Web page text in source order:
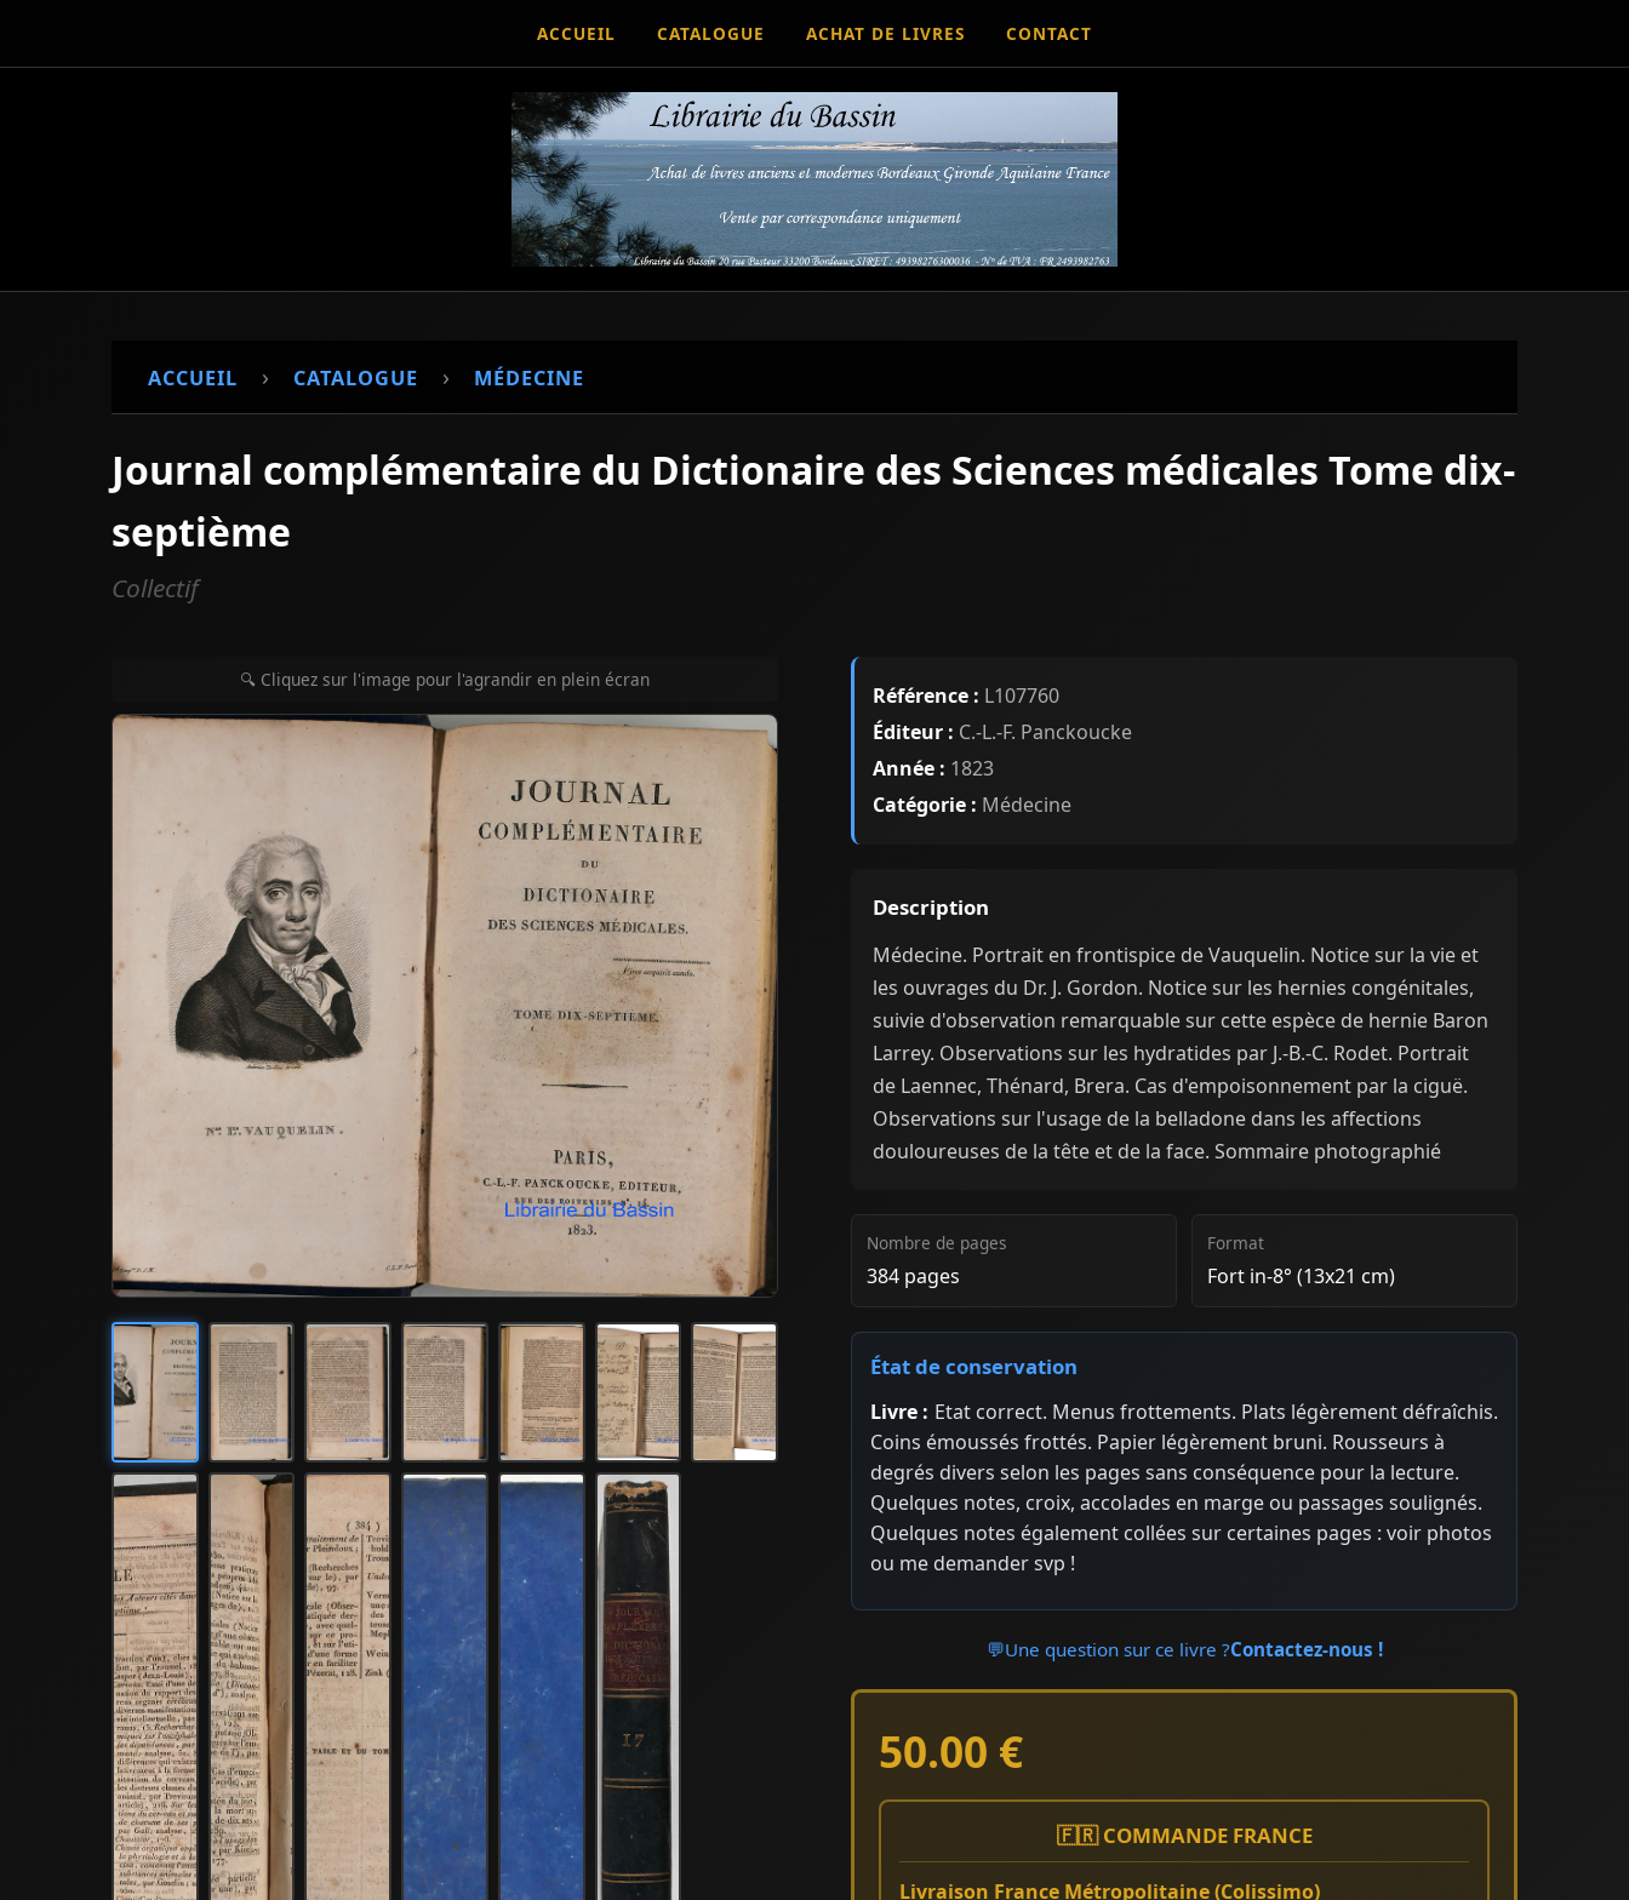
ACCUEIL CATALOGUE ACHAT DE LIVRES CONTACT
ACCUEIL › CATALOGUE › MÉDECINE
Journal complémentaire du Dictionaire des Sciences médicales Tome dix-
septième
Collectif
🔍 Cliquez sur l'image pour l'agrandir en plein écran
Référence : L107760
Éditeur : C.-L.-F. Panckoucke
Année : 1823
Catégorie : Médecine
Description
Médecine. Portrait en frontispice de Vauquelin. Notice sur la vie et
les ouvrages du Dr. J. Gordon. Notice sur les hernies congénitales,
suivie d'observation remarquable sur cette espèce de hernie Baron
Larrey. Observations sur les hydratides par J.-B.-C. Rodet. Portrait
de Laennec, Thénard, Brera. Cas d'empoisonnement par la ciguë.
Observations sur l'usage de la belladone dans les affections
douloureuses de la tête et de la face. Sommaire photographié
Nombre de pages
384 pages
Format
Fort in-8° (13x21 cm)
État de conservation
Livre : Etat correct. Menus frottements. Plats légèrement défraîchis.
Coins émoussés frottés. Papier légèrement bruni. Rousseurs à
degrés divers selon les pages sans conséquence pour la lecture.
Quelques notes, croix, accolades en marge ou passages soulignés.
Quelques notes également collées sur certaines pages : voir photos
ou me demander svp !
💬Une question sur ce livre ?Contactez-nous !
50.00 €
🇫🇷 COMMANDE FRANCE
Livraison France Métropolitaine (Colissimo)